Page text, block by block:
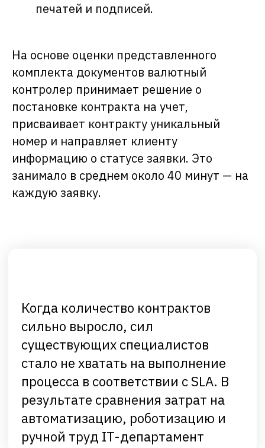
печатей и подписей.
На основе оценки представленного
комплекта документов валютный
контролер принимает решение о
постановке контракта на учет,
присваивает контракту уникальный
номер и направляет клиенту
информацию о статусе заявки. Это
занимало в среднем около 40 минут — на
каждую заявку.